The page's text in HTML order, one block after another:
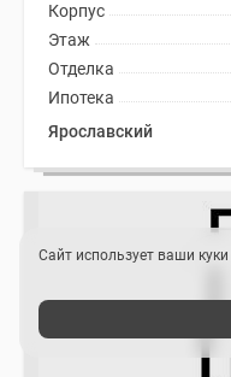
Корпус
Этаж
Отделка
Ипотека
Ярославский
Сайт использует ваши